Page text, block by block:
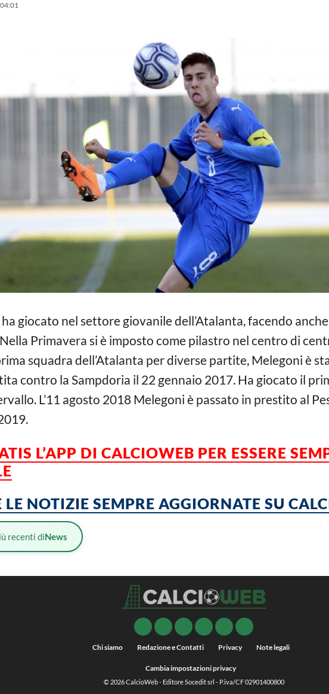
ha giocato nel settore giovanile dell’Atalanta, facendo
Primavera si è imposto come pilastro nel centro di
squadra dell’Atalanta per diverse partite, Melegoni è
contro la Sampdoria il 22 gennaio 2017. Ha giocato il
L’11 agosto 2018 Melegoni è passato in prestito al
L’APP DI CALCIOWEB PER ESSERE
LE NOTIZIE SEMPRE AGGIORNATE SU
recenti diNews
Chi siamo Redazione e Contatti Privacy Note legali
Cambia impostazioni privacy
© 2026CalcioWeb- Editore Socedit srl - P.iva/CF 02901400800